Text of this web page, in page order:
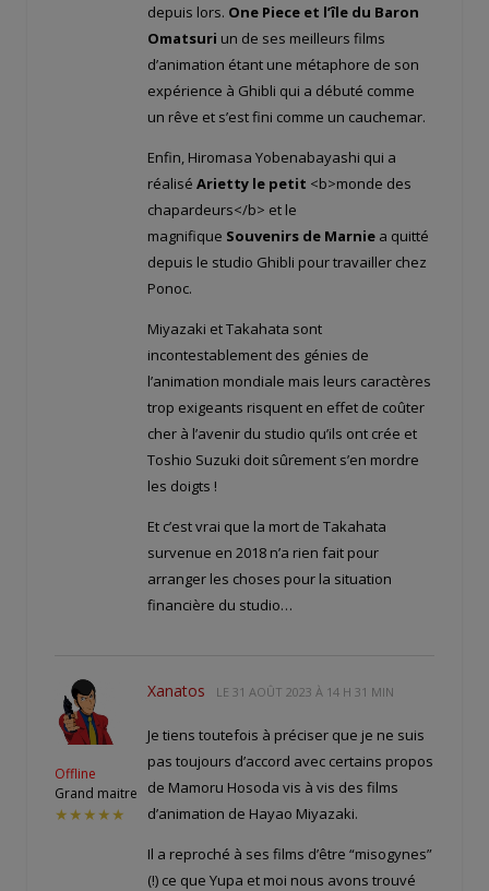
depuis lors. One Piece et l’île du Baron
Omatsuri un de ses meilleurs films
d’animation étant une métaphore de son
expérience à Ghibli qui a débuté comme
un rêve et s’est fini comme un cauchemar.
Enfin, Hiromasa Yobenabayashi qui a
réalisé Arietty le petit <b>monde des
chapardeurs</b> et le
magnifique Souvenirs de Marnie a quitté
depuis le studio Ghibli pour travailler chez
Ponoc.
Miyazaki et Takahata sont
incontestablement des génies de
l’animation mondiale mais leurs caractères
trop exigeants risquent en effet de coûter
cher à l’avenir du studio qu’ils ont crée et
Toshio Suzuki doit sûrement s’en mordre
les doigts !
Et c’est vrai que la mort de Takahata
survenue en 2018 n’a rien fait pour
arranger les choses pour la situation
financière du studio…
Offline
Grand maitre
★★★★★
Xanatos LE 31 AOÛT 2023 À 14 H 31 MIN
Je tiens toutefois à préciser que je ne suis
pas toujours d’accord avec certains propos
de Mamoru Hosoda vis à vis des films
d’animation de Hayao Miyazaki.
Il a reproché à ses films d’être “misogynes”
(!) ce que Yupa et moi nous avons trouvé